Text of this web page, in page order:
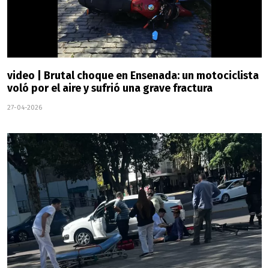
video | Brutal choque en Ensenada: un motociclista
voló por el aire y sufrió una grave fractura
27-04-2026